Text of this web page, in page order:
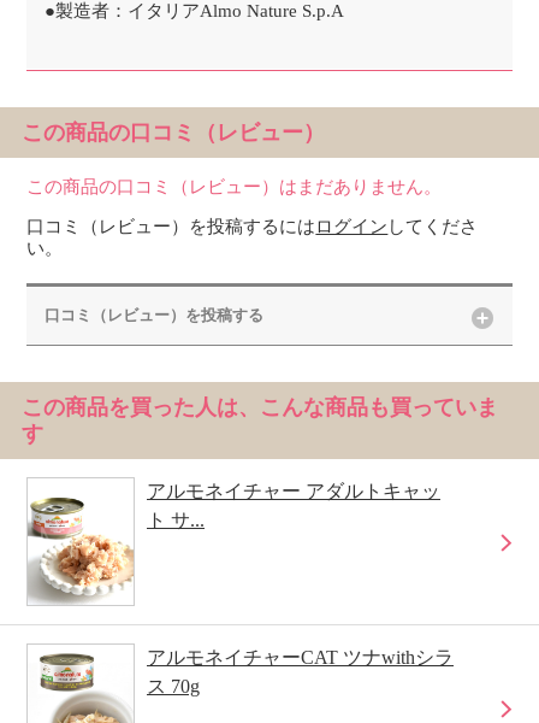
●製造者：イタリアAlmo Nature S.p.A
この商品の口コミ（レビュー）
この商品の口コミ（レビュー）はまだありません。
口コミ（レビュー）を投稿するにはログイン してくださ
い。
口コミ（レビュー）を投稿する
この商品を買った人は、こんな商品も買っていま
す
アルモネイチャー アダルトキャッ
ト サ...
アルモネイチャーCAT ツナwithシラ
ス 70g